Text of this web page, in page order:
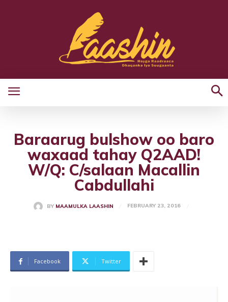
Baraarug bulshow oo baro
waxaad tahay Q2AAD!
W/Q: C/salaan Macallin
Cabdullahi
BY MAAMULKA LAASHIN FEBRUARY 23, 2016
Facebook Twitter